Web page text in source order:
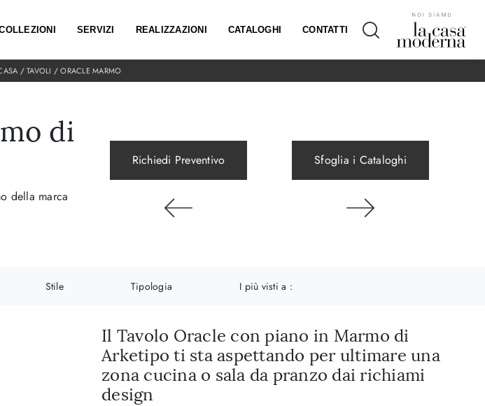
SERVIZI REALIZZAZIONI CATALOGHI CONTATTI
/TAVOLI /ORACLE MARMO
di
della marca
Richiedi Preventivo Sfoglia i Cataloghi
Stile Tipologia I più visti a :
Il Tavolo Oracle con piano in Marmo di
Arketipo ti sta aspettando per ultimare una
zona cucina o sala da pranzo dai richiami
design